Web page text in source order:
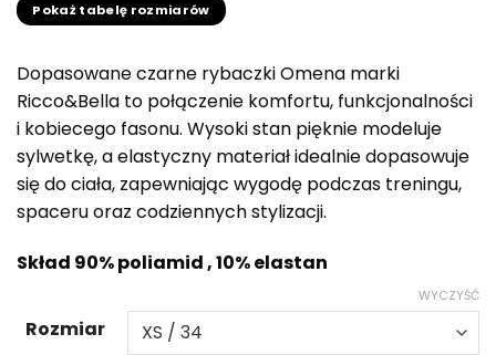
Pokaż tabelę rozmiarów
Dopasowane czarne rybaczki Omena marki
Ricco&Bella to połączenie komfortu, funkcjonalności
i kobiecego fasonu. Wysoki stan pięknie modeluje
sylwetkę, a elastyczny materiał idealnie dopasowuje
się do ciała, zapewniając wygodę podczas treningu,
spaceru oraz codziennych stylizacji.
Skład 90% poliamid , 10% elastan
Rozmiar
WYCZYŚĆ